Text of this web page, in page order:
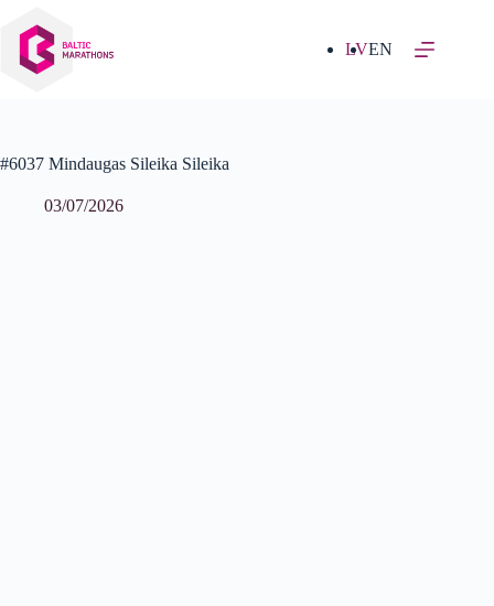
saturu
LVEN
#6037 Mindaugas Sileika Sileika
03/07/2026